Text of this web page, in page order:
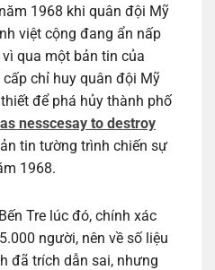
1968 khi quân đội Mỹ
việt cộng đang ẩn nấp
qua một bản tin của
cấp chỉ huy quân đội Mỹ
để phá hủy thành phố
nesscesay to destroy
tin tường trình chiến sự
1968.
Tre lúc đó, chính xác
người, nên về số liệu
đã trích dẫn sai, nhưng